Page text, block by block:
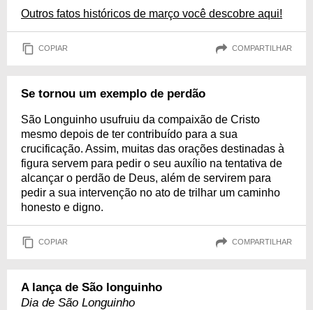
Outros fatos históricos de março você descobre aqui!
COPIAR COMPARTILHAR
Se tornou um exemplo de perdão
São Longuinho usufruiu da compaixão de Cristo
mesmo depois de ter contribuído para a sua
crucificação. Assim, muitas das orações destinadas à
figura servem para pedir o seu auxílio na tentativa de
alcançar o perdão de Deus, além de servirem para
pedir a sua intervenção no ato de trilhar um caminho
honesto e digno.
COPIAR COMPARTILHAR
A lança de São longuinho
Dia de São Longuinho